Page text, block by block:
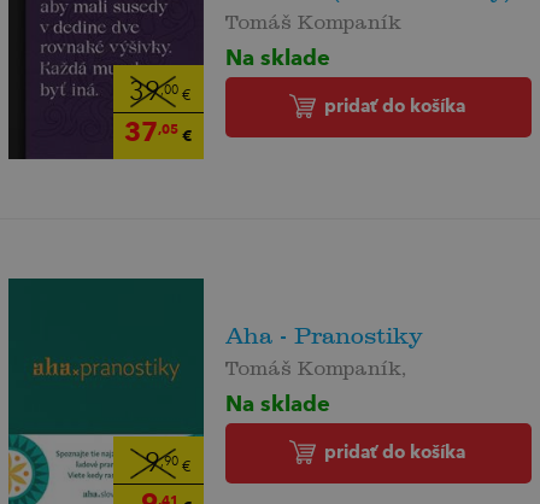
39,00€
37,05€
Tomáš Kompaník
Na sklade
pridať do košíka
9,90€
,41
Aha - Pranostiky
Tomáš Kompaník,
Na sklade
pridať do košíka